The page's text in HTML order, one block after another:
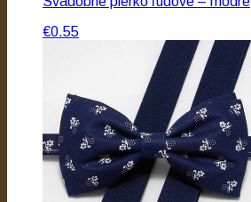
€0.55